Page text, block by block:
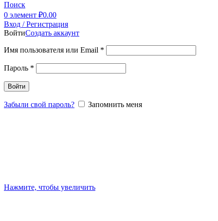
Поиск
0 элемент ₽0.00
Вход / Регистрация
ВойтиСоздать аккаунт
Имя пользователя или Email *
Пароль *
Войти
Забыли свой пароль? Запомнить меня
Нажмите, чтобы увеличить